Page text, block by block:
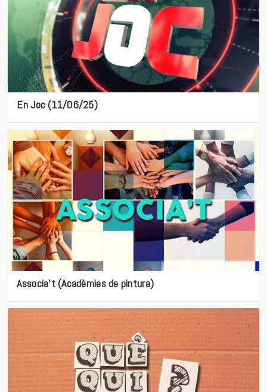
En Joc (11/06/25)
Associa’t (Acadèmies de pintura)